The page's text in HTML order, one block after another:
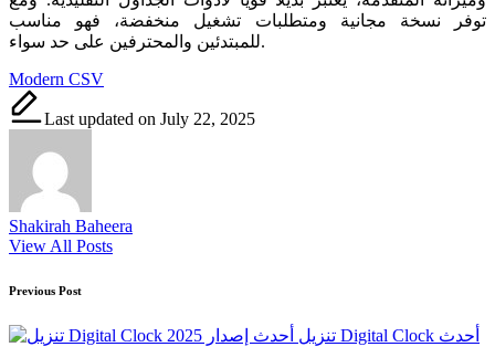
توفر نسخة مجانية ومتطلبات تشغيل منخفضة، فهو مناسب
للمبتدئين والمحترفين على حد سواء.
Tags:
Modern CSV
Last updated on July 22, 2025
Shakirah Baheera
View All Posts
Post
navigation
Previous Post
تنزيل Digital Clock أحدث